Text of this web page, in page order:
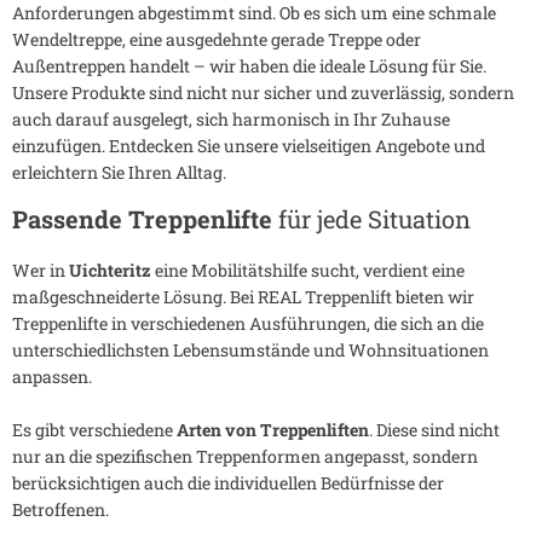
Anforderungen abgestimmt sind. Ob es sich um eine schmale
Wendeltreppe, eine ausgedehnte gerade Treppe oder
Außentreppen handelt – wir haben die ideale Lösung für Sie.
Unsere Produkte sind nicht nur sicher und zuverlässig, sondern
auch darauf ausgelegt, sich harmonisch in Ihr Zuhause
einzufügen. Entdecken Sie unsere vielseitigen Angebote und
erleichtern Sie Ihren Alltag.
Passende Treppenlifte für jede Situation
Wer inUichteritz eine Mobilitätshilfe sucht, verdient eine
maßgeschneiderte Lösung. Bei REAL Treppenlift bieten wir
Treppenlifte in verschiedenen Ausführungen, die sich an die
unterschiedlichsten Lebensumstände und Wohnsituationen
anpassen.
Es gibt verschiedeneArten von Treppenliften. Diese sind nicht
nur an die spezifischen Treppenformen angepasst, sondern
berücksichtigen auch die individuellen Bedürfnisse der
Betroffenen.